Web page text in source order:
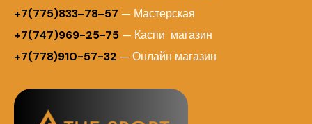
+7(775)833‒78‒57 — Мастерская
+7(747)969-25-75 — Каспи магазин
+7(778)910-57-32 — Онлайн магазин